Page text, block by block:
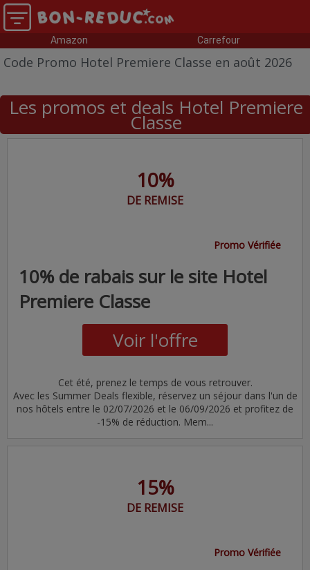
Amazon Carrefour
Code Promo Hotel Premiere Classe en août 2026
Les promos et deals Hotel Premiere
Classe
10%
DE REMISE
Promo Vérifiée
10% de rabais sur le site Hotel
Premiere Classe
Voir l'offre
Cet été, prenez le temps de vous retrouver.
Avec les Summer Deals flexible, réservez un séjour dans l'un de
nos hôtels entre le 02/07/2026 et le 06/09/2026 et profitez de
-15% de réduction. Mem...
15%
DE REMISE
Promo Vérifiée